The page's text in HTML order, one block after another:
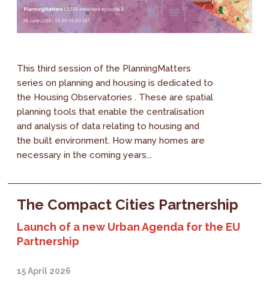
This third session of the PlanningMatters
series on planning and housing is dedicated to
the Housing Observatories . These are spatial
planning tools that enable the centralisation
and analysis of data relating to housing and
the built environment. How many homes are
necessary in the coming years...
The Compact Cities Partnership
Launch of a new Urban Agenda for the EU
Partnership
15 April 2026